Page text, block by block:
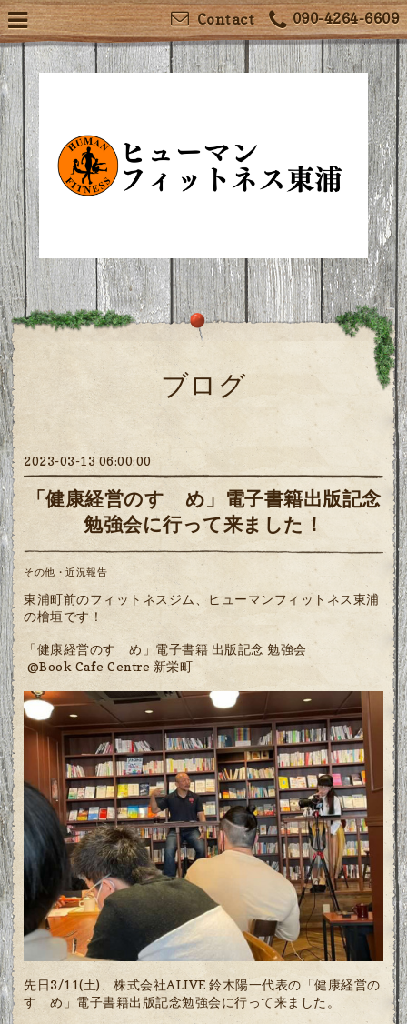
090-4264-6609
Contact
ブログ
2023-03-13 06:00:00
「健康経営のすゝめ」電子書籍出版記念
勉強会に行って来ました！
その他・近況報告
東浦町前のフィットネスジム、ヒューマンフィットネス東浦
の檜垣です！
「健康経営のすゝめ」電子書籍 出版記念 勉強会
@Book Cafe Centre 新栄町
先日3/11(土)、株式会社ALIVE 鈴木陽一代表の「健康経営の
すゝめ」電子書籍出版記念勉強会に行って来ました。